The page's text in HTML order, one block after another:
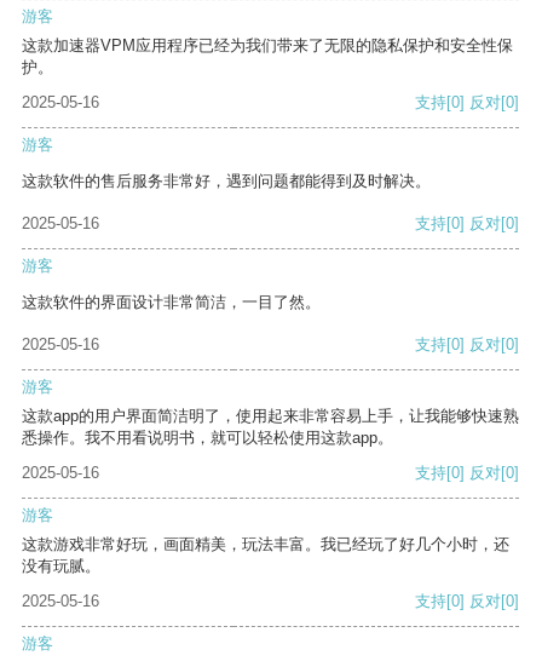
游客
这款加速器VPM应用程序已经为我们带来了无限的隐私保护和安全性保
护。
2025-05-16
支持[0] 反对[0]
游客
这款软件的售后服务非常好，遇到问题都能得到及时解决。
2025-05-16 支持[0] 反对[0]
游客
这款软件的界面设计非常简洁，一目了然。
2025-05-16 支持[0] 反对[0]
游客
这款app的用户界面简洁明了，使用起来非常容易上手，让我能够快速熟
悉操作。我不用看说明书，就可以轻松使用这款app。
2025-05-16
支持[0] 反对[0]
游客
这款游戏非常好玩，画面精美，玩法丰富。我已经玩了好几个小时，还
没有玩腻。
2025-05-16
支持[0] 反对[0]
游客